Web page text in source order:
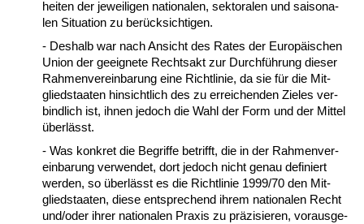
hei­ten der je­wei­li­gen na­tio­na­len, sek­to­ra­len und sai­so­na­
len Si­tua­ti­on zu berück­sich­ti­gen.
- Des­halb war nach An­sicht des Ra­tes der Eu­ropäischen
Uni­on der ge­eig­ne­te Rechts­akt zur Durchführung die­ser
Rah­men­ver­ein­ba­rung ei­ne Richt­li­nie, da sie für die Mit­
glied­staa­ten hin­sicht­lich des zu er­rei­chen­den Zie­les ver­
bind­lich ist, ih­nen je­doch die Wahl der Form und der Mit­tel
überlässt.
- Was kon­kret die Be­grif­fe be­trifft, die in der Rah­men­ver­
ein­ba­rung ver­wen­det, dort je­doch nicht ge­nau de­fi­niert
wer­den, so überlässt es die Richt­li­nie 1999/70 den Mit­
glied­staa­ten, die­se ent­spre­chend ih­rem na­tio­na­len Recht
und/oder ih­rer na­tio­na­len Pra­xis zu präzi­sie­ren, vor­aus­ge­